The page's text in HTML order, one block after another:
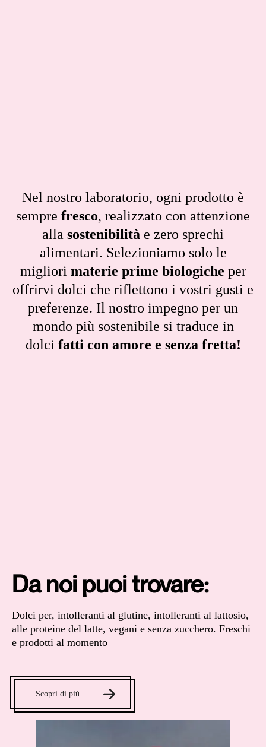
Nel nostro laboratorio, ogni prodotto è
sempre fresco, realizzato con attenzione
alla sostenibilità e zero sprechi
alimentari. Selezioniamo solo le
migliori materie prime biologiche per
offrirvi dolci che riflettono i vostri gusti e
preferenze. Il nostro impegno per un
mondo più sostenibile si traduce in
dolci fatti con amore e senza fretta!
Da noi puoi trovare:
Dolci per, intolleranti al glutine, intolleranti al lattosio,
alle proteine del latte, vegani e senza zucchero. Freschi
e prodotti al momento
Scopri di più